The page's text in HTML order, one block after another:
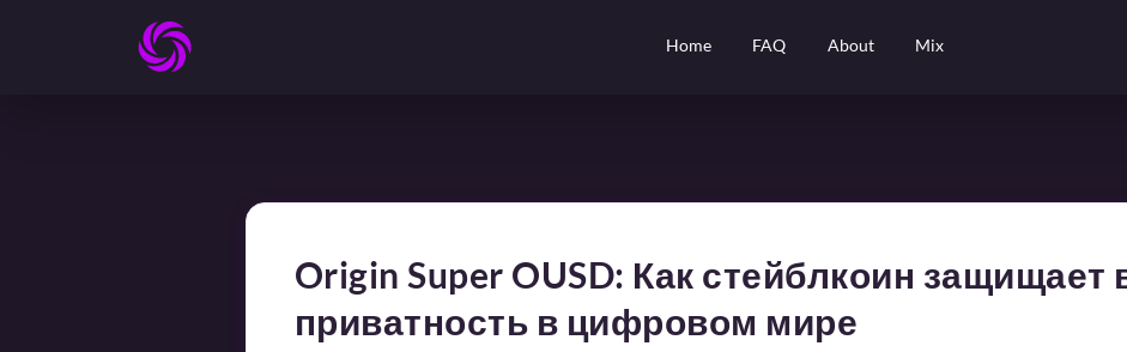
Home FAQ About Mix
Origin Super OUSD: Как стейблкоин защищает
приватность в цифровом мире